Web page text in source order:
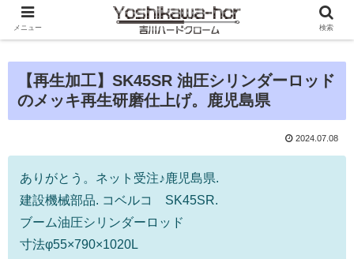
【再生加工】SK45SR 油圧シリンダーロッド
のメッキ再生研磨仕上げ。鹿児島県
2024.07.08
ありがとう。ネット受注♪鹿児島県.
建設機械部品. コベルコ SK45SR.
ブーム油圧シリンダーロッド
寸法φ55×790×1020L
メニュー 検索